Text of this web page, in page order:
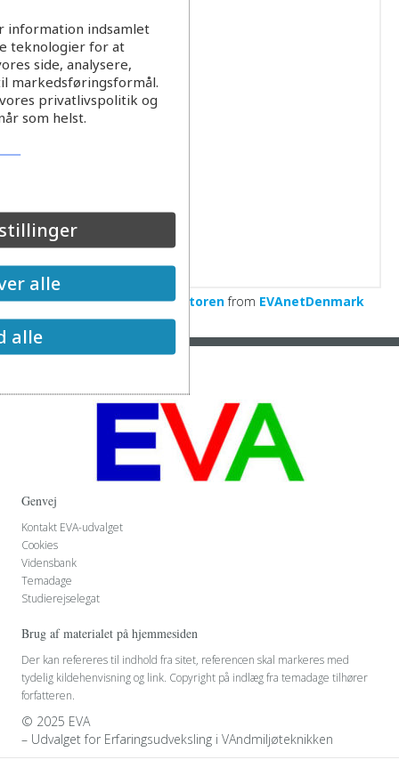
Baeredygtighed i-vandsektoren from EVAnetDenmark
Genvej
Kontakt EVA-udvalget
Cookies
Vidensbank
Temadage
Studierejselegat
Brug af materialet på hjemmesiden
Der kan refereres til indhold fra sitet, referencen skal markeres med
tydelig kildehenvisning og link. Copyright på indlæg fra temadage tilhører
forfatteren.
© 2025 EVA
– Udvalget for Erfaringsudveksling i VAndmiljøteknikken
information indsamlet
teknologier for at
side, analysere,
markedsføringsformål.
privatlivspolitik og
som helst.
alle
alle